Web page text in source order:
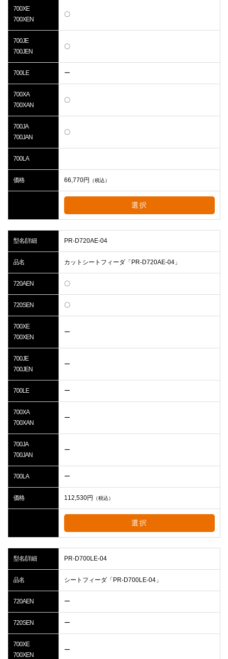
700XE
700XEN
〇
700JE
700JEN
〇
700LE ー
700XA
700XAN
〇
700JA
700JAN
〇
700LA
価格 66,770円 （税込）
選択
型名/詳細 PR-D720AE-04
品名 カットシートフィーダ「PR-D720AE-04」
720AEN 〇
720SEN 〇
700XE
700XEN
ー
700JE
700JEN
ー
700LE ー
700XA
700XAN
ー
700JA
700JAN
ー
700LA ー
価格 112,530円 （税込）
選択
型名/詳細 PR-D700LE-04
品名 シートフィーダ「PR-D700LE-04」
720AEN ー
720SEN ー
700XE
700XEN
ー